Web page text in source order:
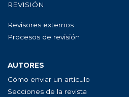
REVISIÓN
Revisores externos
Procesos de revisión
AUTORES
Cómo enviar un artículo
Secciones de la revista